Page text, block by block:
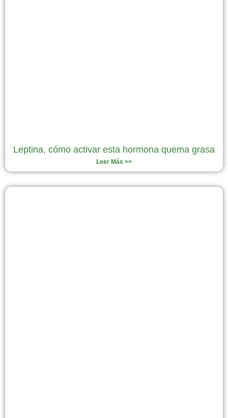
Leptina, cómo activar esta hormona quema grasa
Leer Más >>